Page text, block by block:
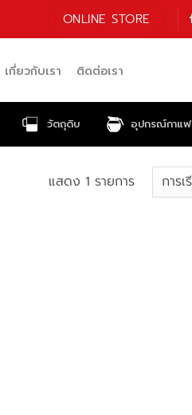
ONLINE STORE
เกี่ยวกับเรา ติดต่อเรา
วัตถุดิบ อุปกรณ์กาแฟ
แสดง 1 รายการ